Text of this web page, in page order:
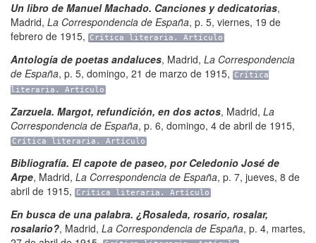
Un libro de Manuel Machado. Canciones y dedicatorias,
Madrid, La Correspondencia de España, p. 5, viernes, 19 de
febrero de 1915, Crítica literaria. Artículo
Antología de poetas andaluces, Madrid, La Correspondencia
de España, p. 5, domingo, 21 de marzo de 1915,
Crítica
literaria. Artículo
Zarzuela. Margot, refundición, en dos actos, Madrid, La
Correspondencia de España, p. 6, domingo, 4 de abril de 1915,
Crítica literaria. Artículo
Bibliografía. El capote de paseo, por Celedonio José de
Arpe, Madrid, La Correspondencia de España, p. 7, jueves, 8 de
abril de 1915, Crítica literaria. Artículo
En busca de una palabra. ¿Rosaleda, rosario, rosalar,
rosalario?, Madrid, La Correspondencia de España, p. 4, martes,